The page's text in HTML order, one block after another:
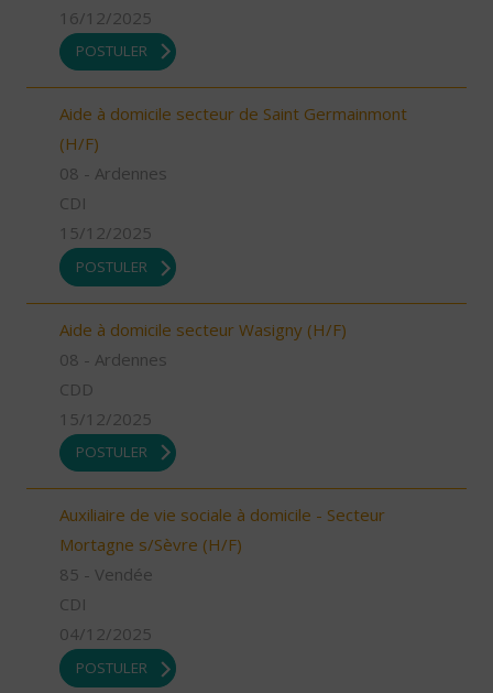
16/12/2025
POSTULER
Aide à domicile secteur de Saint Germainmont
(H/F)
08 - Ardennes
CDI
15/12/2025
POSTULER
Aide à domicile secteur Wasigny (H/F)
08 - Ardennes
CDD
15/12/2025
POSTULER
Auxiliaire de vie sociale à domicile - Secteur
Mortagne s/Sèvre (H/F)
85 - Vendée
CDI
04/12/2025
POSTULER